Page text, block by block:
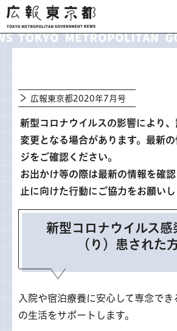
広報東京都
広報東京都2020年7月号
新型コロナウイルスの影響により
変更となる場合があります。最新
ジをご確認ください。
お出かけ等の際は最新の情報を確
止に向けた行動にご協力をお願いし
新型コロナウイルス感
（り）患された
入院や宿泊療養に安心して専念で
の生活をサポートします。